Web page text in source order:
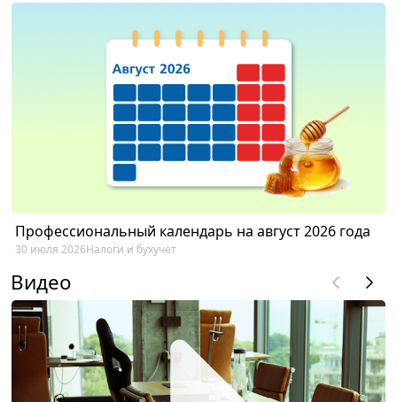
Профессиональный календарь на август 2026 года
30 июля 2026Налоги и бухучет
Видео